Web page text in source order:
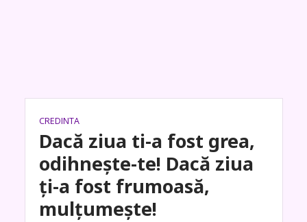
CREDINTA
Dacă ziua ti-a fost grea,
odihnește-te! Dacă ziua
ți-a fost frumoasă,
mulțumește!